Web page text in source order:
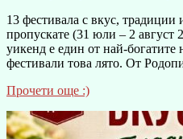
13 фестивала с вкус, традиции
пропускате (31 юли – 2 август
уикенд е един от най-
фестивали това лято. От
Прочети още :)